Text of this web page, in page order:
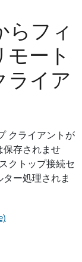
らフィ
ート
ライア
クライアントが
保存されませ
クトップ接続セ
ー処理されま